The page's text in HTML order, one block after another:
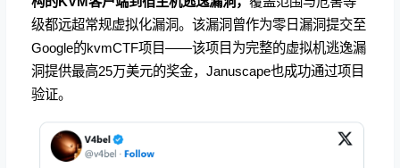
级都远超常规虚拟化漏洞。该漏洞曾作为零日漏洞提交至
Google的kvmCTF项目——该项目为完整的虚拟机逃逸漏
洞提供最高25万美元的奖金，Januscape也成功通过项目
验证。